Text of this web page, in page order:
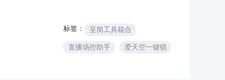
标签： 至简工具箱合
直播场控助手 爱天空一键锁